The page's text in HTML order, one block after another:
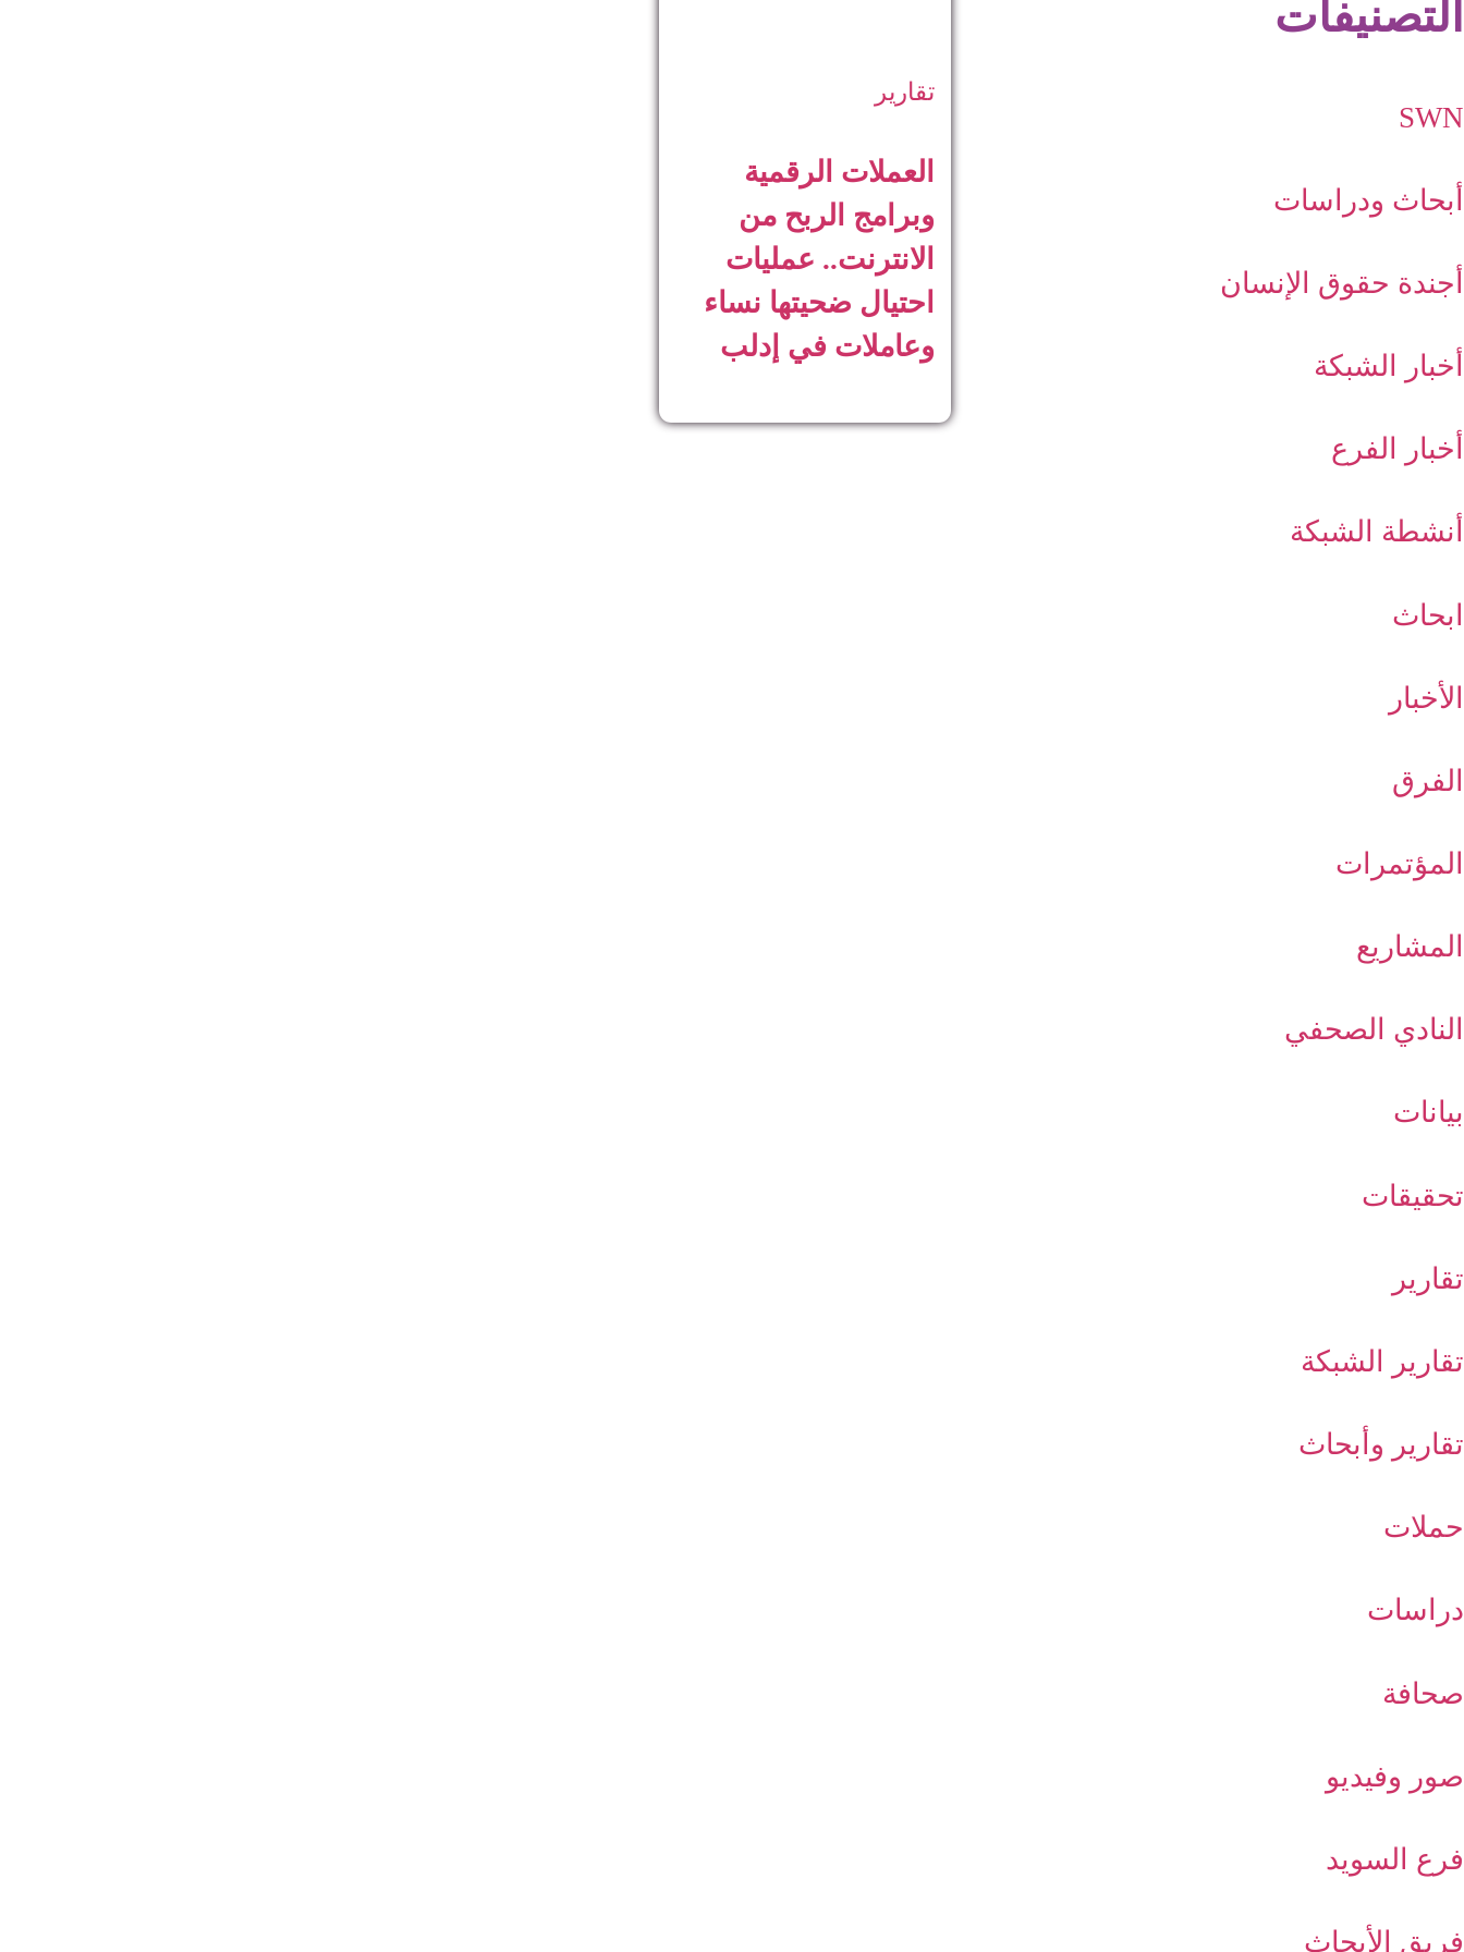
التصنيفات
SWN
أبحاث ودراسات
أجندة حقوق الإنسان
أخبار الشبكة
أخبار الفرع
أنشطة الشبكة
ابحاث
الأخبار
الفرق
المؤتمرات
المشاريع
النادي الصحفي
بيانات
تحقيقات
تقارير
تقارير الشبكة
تقارير وأبحاث
حملات
دراسات
صحافة
صور وفيديو
فرع السويد
فريق الأبحاث
تقارير
العملات الرقمية
وبرامج الربح من
الانترنت.. عمليات
احتيال ضحيتها نساء
وعاملات في إدلب